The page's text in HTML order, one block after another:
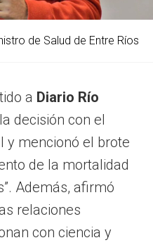
de Salud de Entre Ríos
a Diario Río
decisión con el
y mencionó el brote
de la mortalidad
Además, afirmó
relaciones
con ciencia y